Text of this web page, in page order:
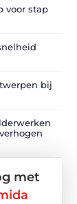
voor stap
bij
met